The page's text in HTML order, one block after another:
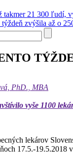
takmer 21 300 ľudí,
zvýšila až o
PhD., MBA
vyše 1100
lekárov
17.5.-19.5.2018